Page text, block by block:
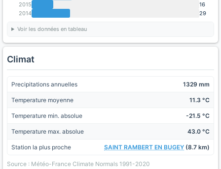
2015
16
2014
29
Voir les données en tableau
Climat
Precipitations annuelles 1329 mm
Temperature moyenne 11.3 °C
Temperature min. absolue -21.5 °C
Temperature max. absolue 43.0 °C
Station la plus proche SAINT RAMBERT EN BUGEY (8.7 km)
Source : Météo-France Climate Normals 1991-2020